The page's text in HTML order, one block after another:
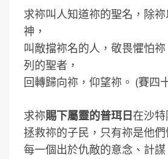
求祢叫人知道祢的聖名，除祢
神，
叫敵擋祢名的人，敬畏懼怕
列的聖者，
回轉歸向祢，仰望祢。 (賽四
求祢賜下屬靈的普珥日在沙特
拯救祢的子民，只有祢是他們
每一個出於仇敵的意念、計